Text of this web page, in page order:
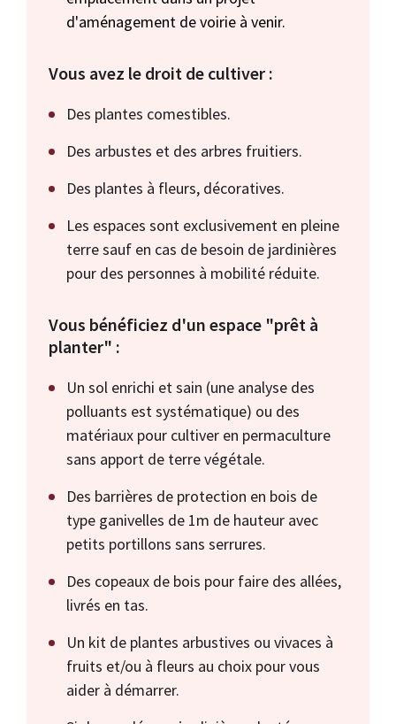
d'aménagement de voirie à venir.
Vous avez le droit de cultiver :
Des plantes comestibles.
Des arbustes et des arbres fruitiers.
Des plantes à fleurs, décoratives.
Les espaces sont exclusivement en pleine
terre sauf en cas de besoin de jardinières
pour des personnes à mobilité réduite.
Vous bénéficiez d'un espace "prêt à
planter" :
Un sol enrichi et sain (une analyse des
polluants est systématique) ou des
matériaux pour cultiver en permaculture
sans apport de terre végétale.
Des barrières de protection en bois de
type ganivelles de 1m de hauteur avec
petits portillons sans serrures.
Des copeaux de bois pour faire des allées,
livrés en tas.
Un kit de plantes arbustives ou vivaces à
fruits et/ou à fleurs au choix pour vous
aider à démarrer.